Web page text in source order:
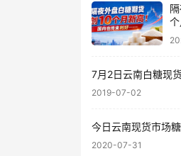
7月2日云南白糖现
2019-07-02
今日云南现货市场
2020-07-31